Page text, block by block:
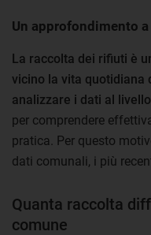
Un approfondimento
La raccolta dei rifiuti è
vicino la vita quotidiana
analizzare i dati al
per comprendere
pratica. Per questo
dati comunali, i più
Quanta raccolta
comune